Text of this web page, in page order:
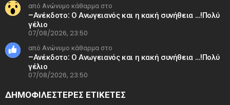
από Ανώνυμο κάθαρμα στο
–Ανέκδοτο: Ο Ανωγειανός και η κακή συνήθεια …!Πολύ
γέλιο
07/08/2026, 23:50
από Ανώνυμο κάθαρμα στο
–Ανέκδοτο: Ο Ανωγειανός και η κακή συνήθεια …!Πολύ
γέλιο
07/08/2026, 23:50
ΔΗΜΟΦΙΛΕΣΤΕΡΕΣ ΕΤΙΚΈΤΕΣ